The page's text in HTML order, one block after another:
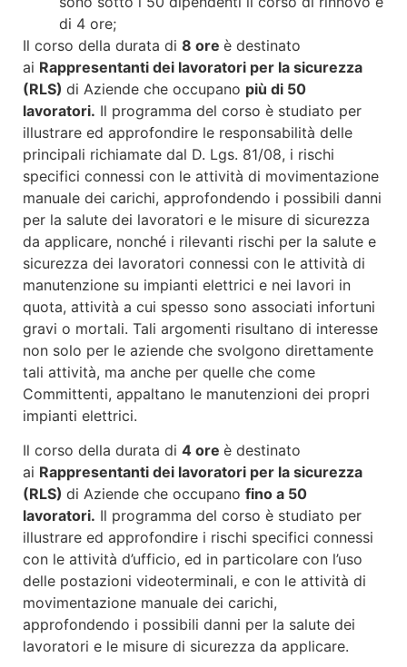
di 4 ore;
Il corso della durata di 8 ore è destinato
ai Rappresentanti dei lavoratori per la sicurezza
(RLS) di Aziende che occupano più di 50
lavoratori. Il programma del corso è studiato per
illustrare ed approfondire le responsabilità delle
principali richiamate dal D. Lgs. 81/08, i rischi
specifici connessi con le attività di movimentazione
manuale dei carichi, approfondendo i possibili danni
per la salute dei lavoratori e le misure di sicurezza
da applicare, nonché i rilevanti rischi per la salute e
sicurezza dei lavoratori connessi con le attività di
manutenzione su impianti elettrici e nei lavori in
quota, attività a cui spesso sono associati infortuni
gravi o mortali. Tali argomenti risultano di interesse
non solo per le aziende che svolgono direttamente
tali attività, ma anche per quelle che come
Committenti, appaltano le manutenzioni dei propri
impianti elettrici.
Il corso della durata di 4 ore è destinato
ai Rappresentanti dei lavoratori per la sicurezza
(RLS) di Aziende che occupano fino a 50
lavoratori. Il programma del corso è studiato per
illustrare ed approfondire i rischi specifici connessi
con le attività d’ufficio, ed in particolare con l’uso
delle postazioni videoterminali, e con le attività di
movimentazione manuale dei carichi,
approfondendo i possibili danni per la salute dei
lavoratori e le misure di sicurezza da applicare.